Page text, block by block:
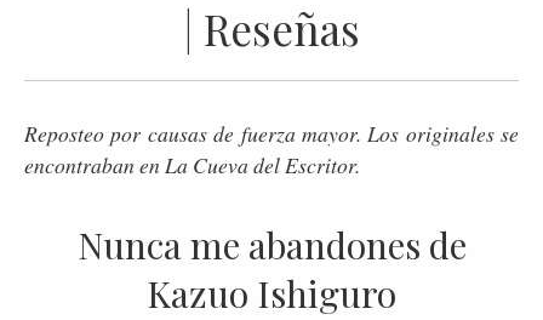
| Reseñas
Reposteo por causas de fuerza mayor. Los originales se
encontraban en La Cueva del Escritor.
Nunca me abandones de
Kazuo Ishiguro